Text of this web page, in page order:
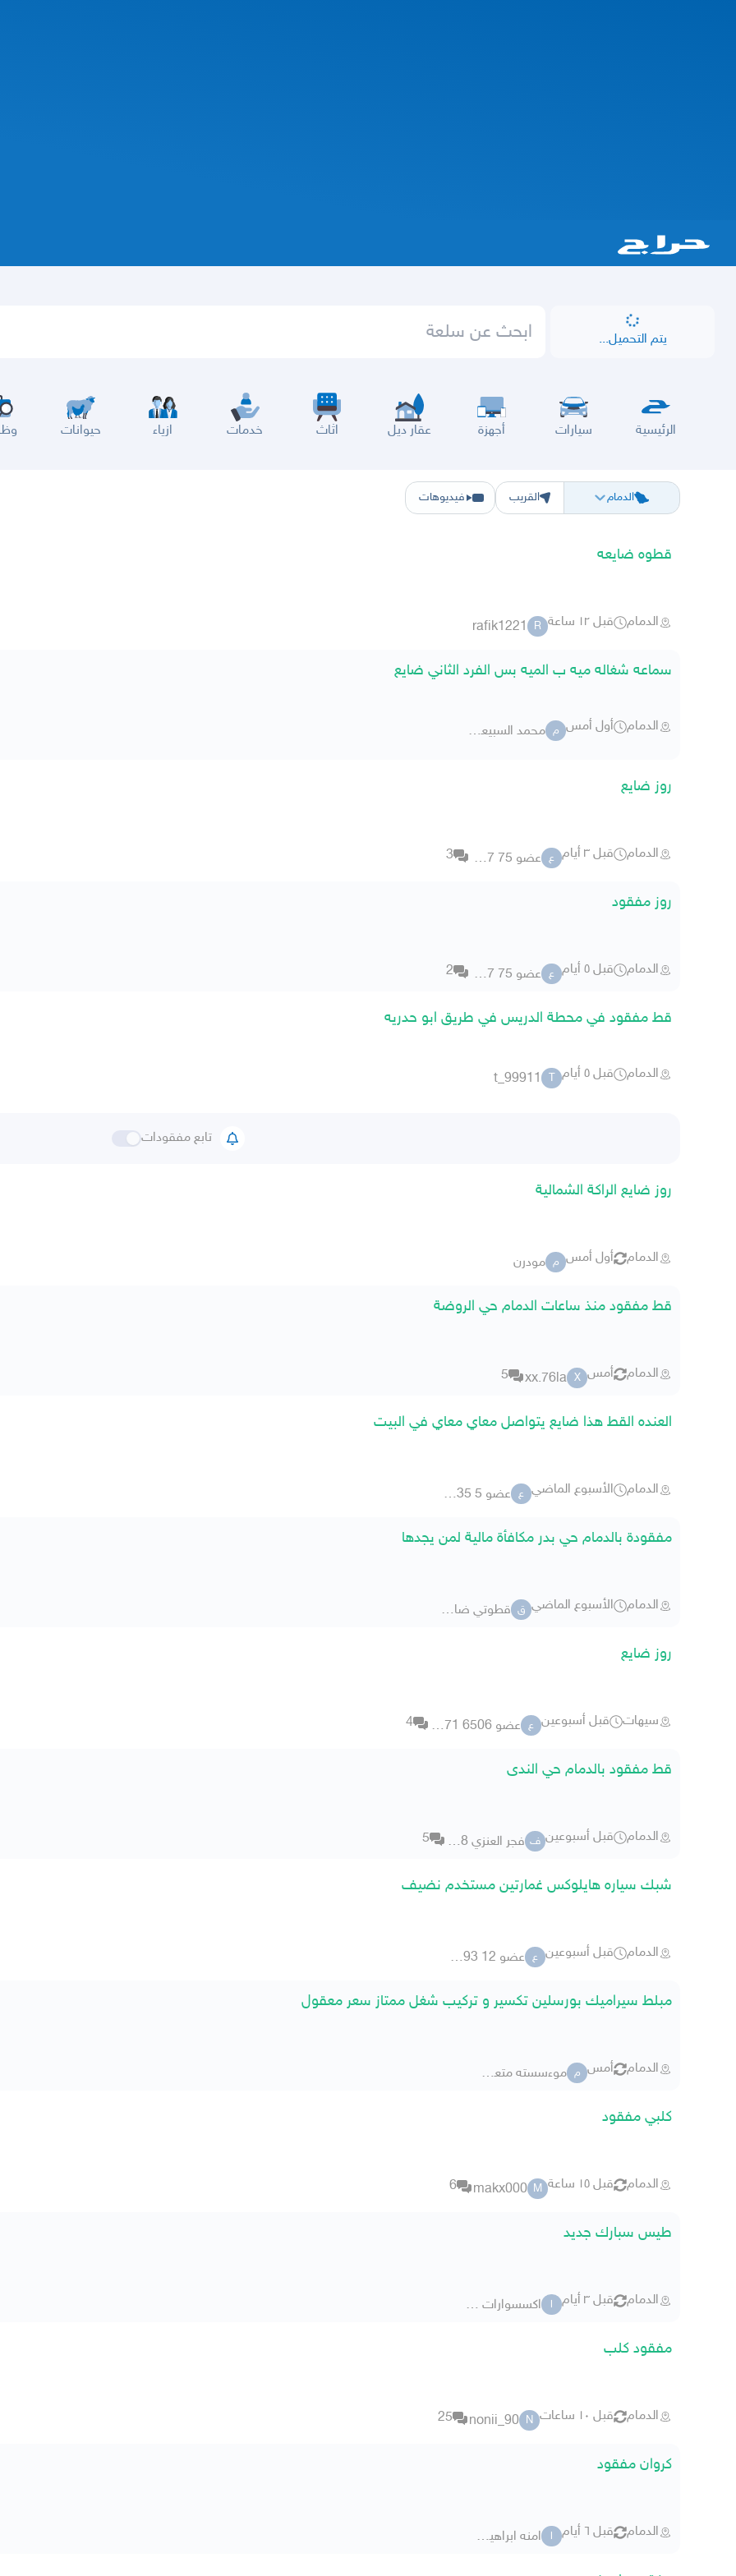
يتم التحميل...
الرئيسية سيارات أجهزة عقار ديل اثاث خدمات ازياء حيوانات
الدمام
الرياض الشرقيه جده حفر الباطن المدينة القصيم
القريب فيديوهات
قطوه ضايعه
الدمام قبل ١٢ ساعة R
rafik1221
سماعه شغاله ميه ب الميه بس الفرد الثاني ضايع
الدمام أول أمس م محمد السبيعي5 707840
روز ضايع
الدمام قبل ٣ أيام ع عضو 75 62517 3
روز مفقود
الدمام قبل ٥ أيام ع عضو 75 62517 2
قط مفقود في محطة الدريس في طريق ابو حدريه
الدمام قبل ٥ أيام T
t_99911
تابع مفقودات
روز ضايع الراكة الشمالية
الدمام أول أمس م مودرن
قط مفقود منذ ساعات الدمام حي الروضة
الدمام أمس X
xx.76la
5
العنده القط هذا ضايع يتواصل معاي معاي في البيت
الدمام الأسبوع الماضي ع عضو 5 21635
مفقودة بالدمام حي بدر مكافأة مالية لمن يجدها
الدمام الأسبوع الماضي ق قطوتي ضائعة
روز ضايع
سيهات قبل أسبوعين ع عضو 6506 1454971 4
قط مفقود بالدمام حي الندى
الدمام قبل أسبوعين ف فجر العنزي 0648 5
شبك سياره هايلوكس غمارتين مستخدم نضيف
الدمام قبل أسبوعين ع عضو 12 9087893
مبلط سيراميك بورسلين تكسير و تركيب شغل ممتاز سعر معقول
الدمام أمس م موءسسته متعب سعد الشهراني
كلبي مفقود
الدمام قبل ١٥ ساعة M
makx000
6
طيس سبارك جديد
الدمام قبل ٣ أيام ا اكسسوارات سيارات جديده
مفقود كلب
الدمام قبل ١٠ ساعات N
nonii_90
25
كروان مفقود
الدمام قبل ٦ أيام ا امنه ابراهيم 6179